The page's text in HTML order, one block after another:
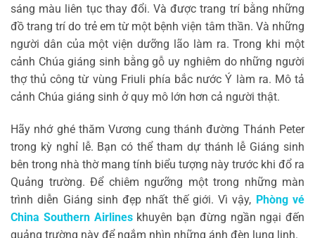
sáng màu liên tục thay đổi. Và được trang trí bằng những
đồ trang trí do trẻ em từ một bệnh viện tâm thần. Và những
người dân của một viện dưỡng lão làm ra. Trong khi một
cảnh Chúa giáng sinh bằng gỗ uy nghiêm do những người
thợ thủ công từ vùng Friuli phía bắc nước Ý làm ​​ra. Mô tả
cảnh Chúa giáng sinh ở quy mô lớn hơn cả người thật.
Hãy nhớ ghé thăm Vương cung thánh đường Thánh Peter
trong kỳ nghỉ lễ. Bạn có thể tham dự thánh lễ Giáng sinh
bên trong nhà thờ mang tính biểu tượng này trước khi đổ ra
Quảng trường. Để chiêm ngưỡng một trong những màn
trình diễn Giáng sinh đẹp nhất thế giới. Vì vậy, Phòng vé
China Southern Airlineskhuyên bạn đừng ngần ngại đến
quảng trường này để ngắm nhìn những ánh đèn lung linh.